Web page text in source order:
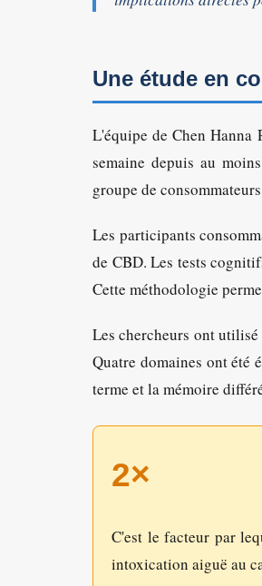
Une étude en
L'équipe de Chen Hanna
semaine depuis au
groupe de
Les participants
de CBD. Les tests
Cette méthodologie
Les chercheurs ont
Quatre domaines ont été
terme et la mémoire
2×
C'est le facteur par
intoxication aiguë au